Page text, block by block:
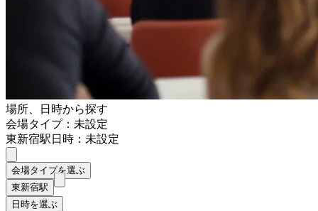
場所、日時から探す
会場タイプ：未設定
東新宿駅日時：未設定
会場タイプを選ぶ
東新宿駅
日時を選ぶ